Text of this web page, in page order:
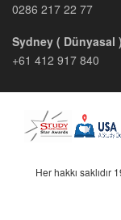
0286 217 22 77
Sydney ( Dünyasal )
+61 412 917 840
Her hakkı saklıdır